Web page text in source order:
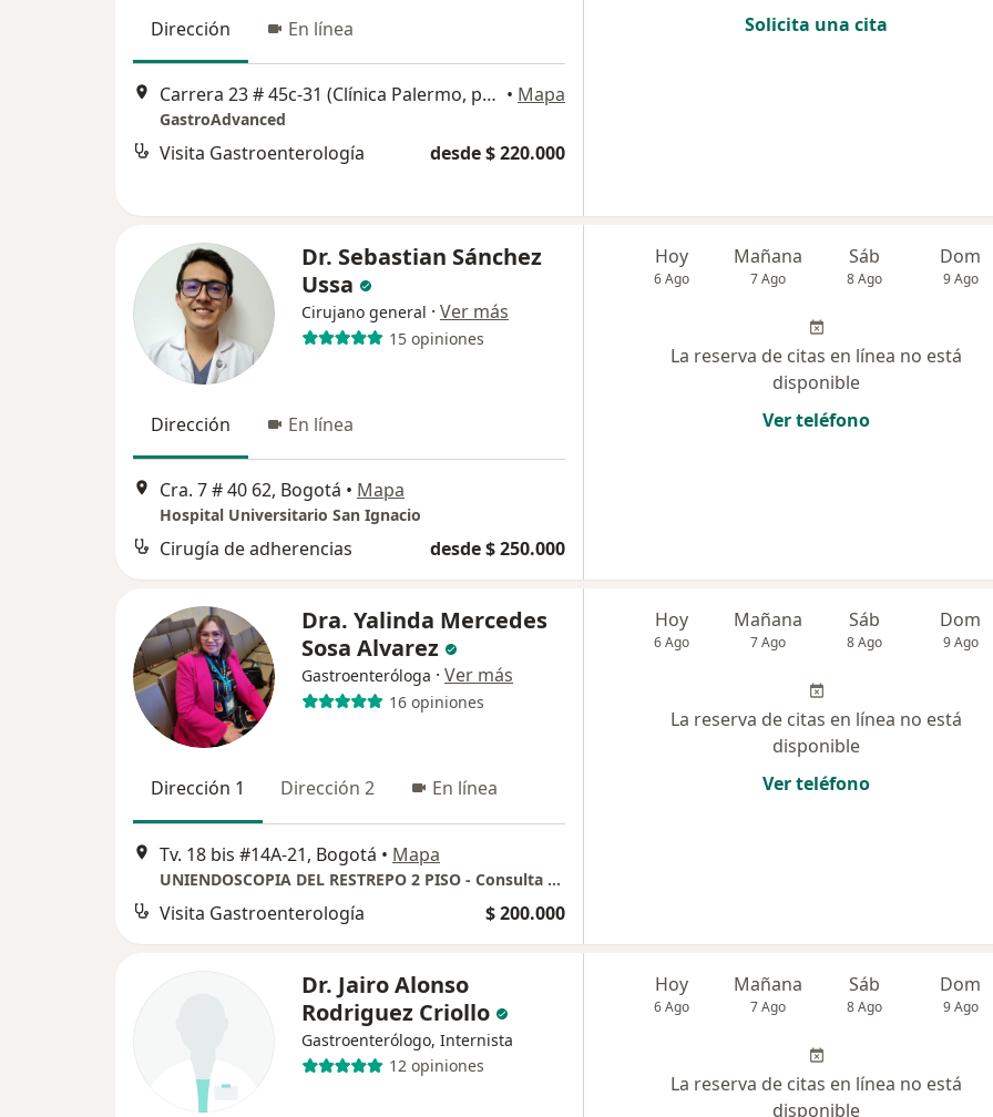
Dirección En línea
Carrera 23 # 45c-31 (Clínica Palermo, primer piso), Bogotá • Mapa
GastroAdvanced
Visita Gastroenterología desde $ 220.000
Solicita una cita
Dr. Sebastian Sánchez
Ussa
Cirujano general · Ver más
15 opiniones
Dirección En línea
Cra. 7 # 40 62, Bogotá • Mapa
Hospital Universitario San Ignacio
Cirugía de adherencias desde $ 250.000
Hoy
6 Ago
Mañana
7 Ago
Sáb
8 Ago
Dom
9 Ago
La reserva de citas en línea no está
disponible
Ver teléfono
Dra. Yalinda Mercedes
Sosa Alvarez
Gastroenteróloga · Ver más
16 opiniones
Dirección 1 Dirección 2 En línea
Tv. 18 bis #14A-21, Bogotá • Mapa
UNIENDOSCOPIA DEL RESTREPO 2 PISO - Consulta Privada
Visita Gastroenterología $ 200.000
Hoy
6 Ago
Mañana
7 Ago
Sáb
8 Ago
Dom
9 Ago
La reserva de citas en línea no está
disponible
Ver teléfono
Dr. Jairo Alonso
Rodriguez Criollo
Gastroenterólogo, Internista
12 opiniones
Hoy
6 Ago
Mañana
7 Ago
Sáb
8 Ago
Dom
9 Ago
La reserva de citas en línea no está
disponible